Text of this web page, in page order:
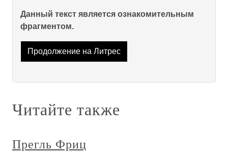
Данный текст является ознакомительным
фрагментом.
Продолжение на Литрес
Читайте также
Прегль Фриц